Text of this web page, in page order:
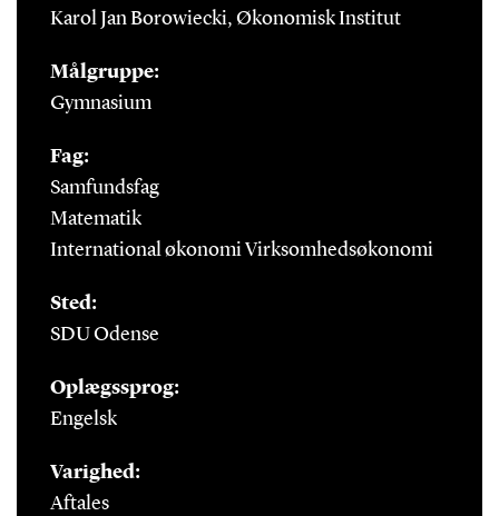
Karol Jan Borowiecki, Økonomisk Institut
Målgruppe:
Gymnasium
Fag:
Samfundsfag
Matematik
International økonomi Virksomhedsøkonomi
Sted:
SDU Odense
Oplægssprog:
Engelsk
Varighed:
Aftales